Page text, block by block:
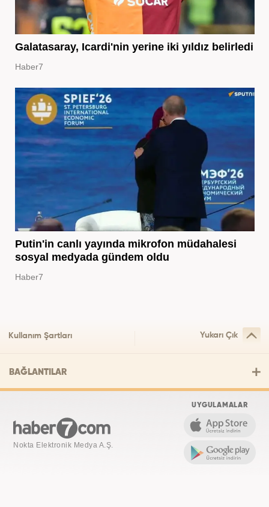
Galatasaray, Icardi'nin yerine iki yıldız belirledi
Haber7
Putin'in canlı yayında mikrofon müdahalesi
sosyal medyada gündem oldu
Haber7
Kullanım Şartları Yukarı Çık
BAĞLANTILAR
Nokta Elektronik Medya A.Ş.
UYGULAMALAR